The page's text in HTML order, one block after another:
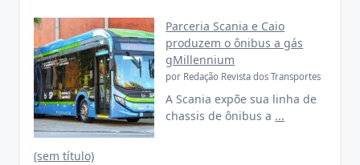
Parceria Scania e Caio
produzem o ônibus a gás
gMillennium
por Redação Revista dos Transportes
A Scania expõe sua linha de
chassis de ônibus a ...
(sem título)